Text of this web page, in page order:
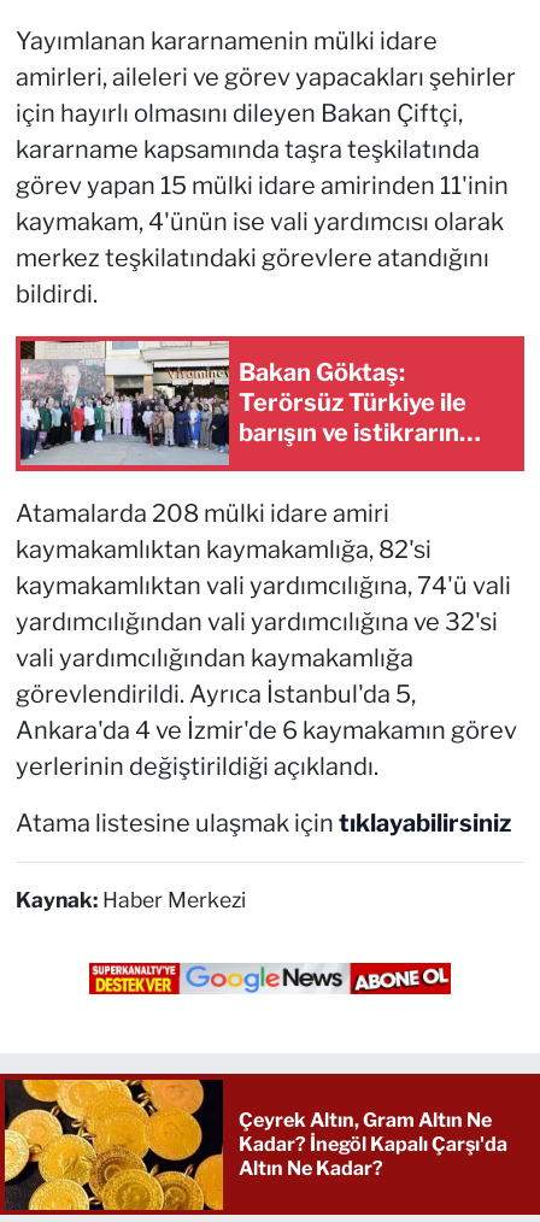
Yayımlanan kararnamenin mülki idare
amirleri, aileleri ve görev yapacakları şehirler
için hayırlı olmasını dileyen Bakan Çiftçi,
kararname kapsamında taşra teşkilatında
görev yapan 15 mülki idare amirinden 11'inin
kaymakam, 4'ünün ise vali yardımcısı olarak
merkez teşkilatındaki görevlere atandığını
bildirdi.
Bakan Göktaş:
Terörsüz Türkiye ile
barışın ve istikrarın
Atamalarda 208 mülki idare amiri
kaymakamlıktan kaymakamlığa, 82'si
kaymakamlıktan vali yardımcılığına, 74'ü vali
yardımcılığından vali yardımcılığına ve 32'si
vali yardımcılığından kaymakamlığa
görevlendirildi. Ayrıca İstanbul'da 5,
Ankara'da 4 ve İzmir'de 6 kaymakamın görev
yerlerinin değiştirildiği açıklandı.
Atama listesine ulaşmak için tıklayabilirsiniz
Kaynak: Haber Merkezi
Çeyrek Altın, Gram Altın Ne
Kadar? İnegöl Kapalı Çarşı'da
Altın Ne Kadar?